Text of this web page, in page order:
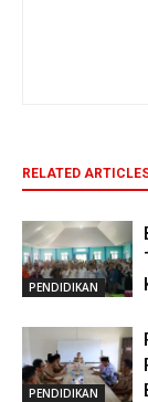
RELATED
PENDIDIKAN
PENDIDIKAN